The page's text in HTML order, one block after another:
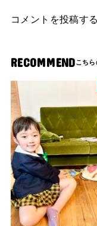
コメントを投稿す
RECOMMEND